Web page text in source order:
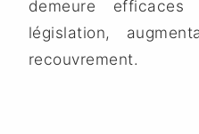
demeure
législation,
recouvrement.